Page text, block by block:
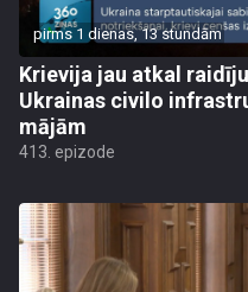
pirms 1 dienas, 13 stundām
Krievija jau atkal
Ukrainas civilo
mājām
413. epizode